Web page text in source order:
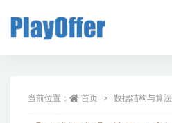
当前位置： 首页 数据结构与算法